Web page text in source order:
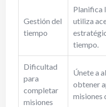
Gestión del
tiempo
Planifica
utiliza
tiempo.
Dificultad
para
completar
misiones
Únete a
obtener
misiones